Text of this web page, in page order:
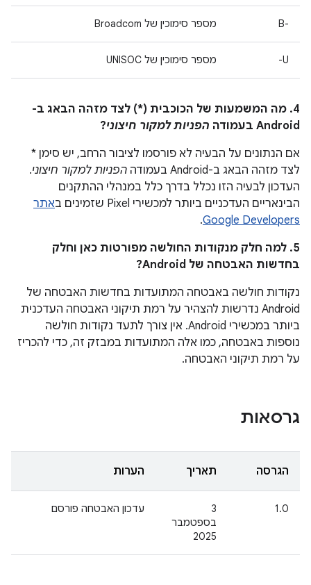
B-‎ מספר סימוכין של Broadcom
U- מספר סימוכין של UNISOC
4. מה המשמעות של הכוכבית (*) לצד מזהה הבאג ב-
Android בעמודה
הפניות למקור חיצוני?
אם הנתונים על הבעיה לא פורסמו לציבור הרחב, יש סימן *
לצד מזהה הבאג ב-Android בעמודה
הפניות למקור חיצוני.
העדכון לבעיה הזו נכלל בדרך כלל במנהלי ההתקנים
הבינאריים העדכניים ביותר למכשירי Pixel שזמינים ב
אתר
Google Developers
.
5. למה חלק מנקודות החולשה מפורטות כאן וחלק
בחדשות האבטחה של Android?
נקודות חולשה באבטחה המתועדות בחדשות האבטחה של
Android נדרשות להצהיר על רמת תיקוני האבטחה העדכנית
ביותר במכשירי Android. אין צורך לתעד נקודות חולשה
נוספות באבטחה, כמו אלה המתועדות במבזק זה, כדי להכריז
על רמת תיקוני האבטחה.
גרסאות
הגרסה תאריך הערות
1.0
‫3
בספטמבר
2025
עדכון האבטחה פורסם